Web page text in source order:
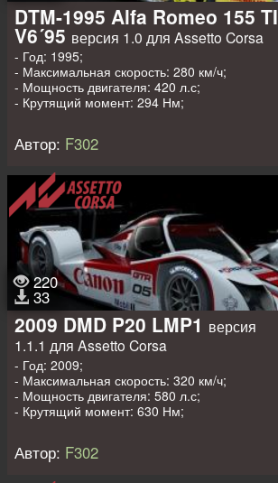
DTM-1995 Alfa Romeo 155 TI
V6´95 версия 1.0 для Assetto Corsa
- Год: 1995;
- Максимальная скорость: 280 км/ч;
- Мощность двигателя: 420 л.с;
- Крутящий момент: 294 Нм;
Автор: F302
220
33
2009 DMD P20 LMP1 версия
1.1.1 для Assetto Corsa
- Год: 2009;
- Максимальная скорость: 320 км/ч;
- Мощность двигателя: 580 л.с;
- Крутящий момент: 630 Нм;
Автор: F302